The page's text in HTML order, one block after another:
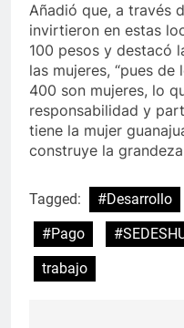
Añadió que, a través
invirtieron en estas
100 pesos y destacó
las mujeres, “pues
400 son mujeres, lo
responsabilidad y
tiene la mujer
construye la
Tagged: #Desarrollo
#Pago
trabajo